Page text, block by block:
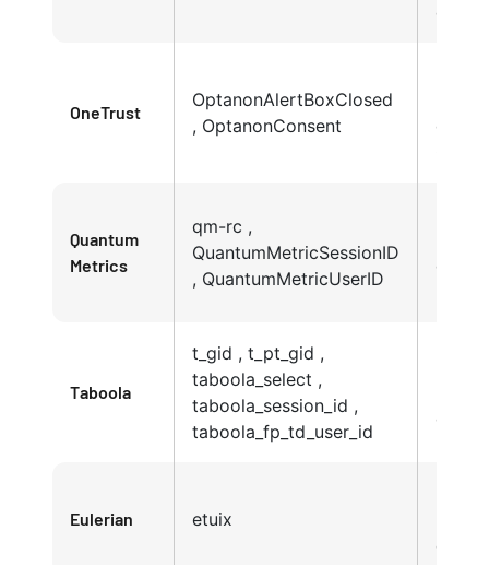
de
OneTrust
OptanonAlertBoxClosed
, OptanonConsent
de
Quantum
Metrics
qm-rc ,
QuantumMetricSessionID
, QuantumMetricUserID
de
Taboola
t_gid , t_pt_gid ,
taboola_select ,
taboola_session_id ,
taboola_fp_td_user_id
de
Eulerian etuix
de